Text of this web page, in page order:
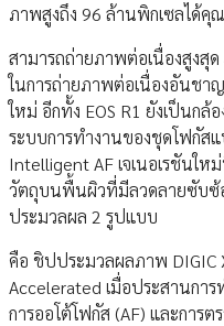
ภาพสูงถึง 96 ล้านพิกเซลได้
สามารถถ่ายภาพต่อเนื่องสูงสุ
ในการถ่ายภาพต่อเนื่องอันช
ใหม่ อีกทั้ง EOS R1 ยังเป็นกล้
ระบบการทำงานของชุดโฟกัส
Intelligent AF เจเนอเรชันใ
วัตถุบนพื้นผิวที่มีลวดลายซับซ้
ประมวลผล 2 รูปแบบ
คือ ชิปประมวลผลภาพ DIGIC
Accelerated เมื่อประสานกา
การออโต้โฟกัส (AF) และการ